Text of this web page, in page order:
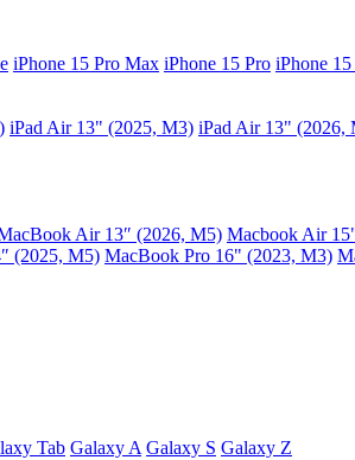
iPhone 15 Pro Max iPhone 15 Pro iPhone 15
iPad Air 13" (2025, M3) iPad Air 13" (2026,
Air 13″ (2026, M5) Macbook Air
(2025, M5) MacBook Pro 16" (2023, M3)
Tab Galaxy A Galaxy S Galaxy Z